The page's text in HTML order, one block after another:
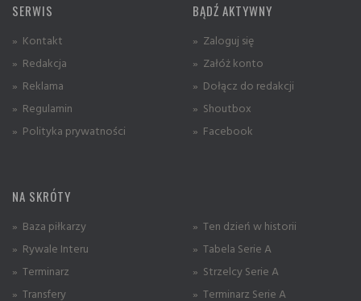
SERWIS
» Kontakt
» Redakcja
» Reklama
» Regulamin
» Polityka prywatności
BĄDŹ AKTYWNY
» Zaloguj się
» Załóż konto
» Dołącz do redakcji
» Shoutbox
» Facebook
NA SKRÓTY
» Baza piłkarzy
» Rywale Interu
» Terminarz
» Transfery
» Ten dzień w historii
» Tabela Serie A
» Strzelcy Serie A
» Terminarz Serie A